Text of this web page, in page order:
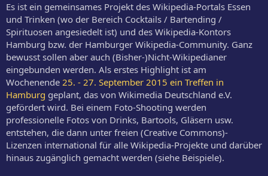
Es ist ein gemeinsames Projekt des Wikipedia-Portals Essen
und Trinken (wo der Bereich Cocktails / Bartending /
Spirituosen angesiedelt ist) und des Wikipedia-Kontors
Hamburg bzw. der Hamburger Wikipedia-Community. Ganz
bewusst sollen aber auch (Bisher-)Nicht-Wikipedianer
eingebunden werden. Als erstes Highlight ist am
Wochenende 25. - 27. September 2015 ein Treffen in
Hamburg geplant, das von Wikimedia Deutschland e.V.
gefördert wird. Bei einem Foto-Shooting werden
professionelle Fotos von Drinks, Bartools, Gläsern usw.
entstehen, die dann unter freien (Creative Commons)-
Lizenzen international für alle Wikipedia-Projekte und darüber
hinaus zugänglich gemacht werden (siehe Beispiele).